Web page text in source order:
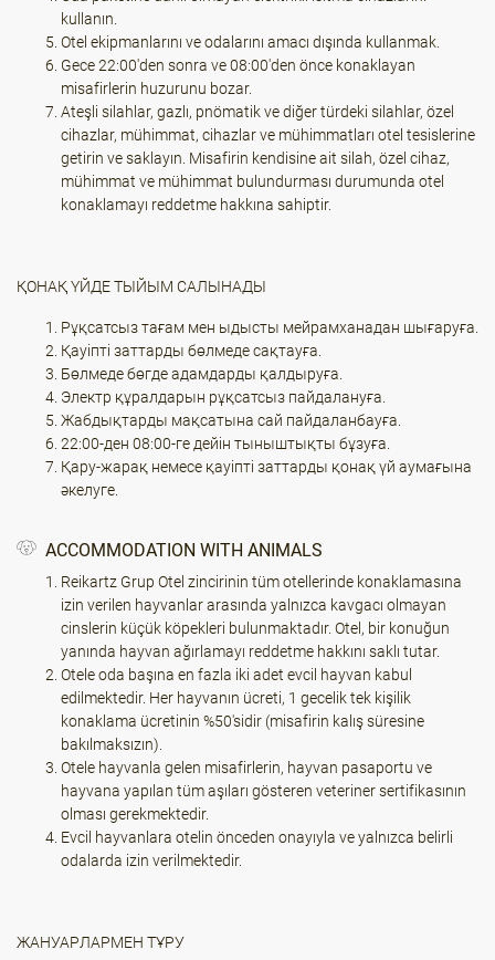
kullanın.
Otel ekipmanlarını ve odalarını amacı dışında kullanmak.
Gece 22:00'den sonra ve 08:00'den önce konaklayan
misafirlerin huzurunu bozar.
Ateşli silahlar, gazlı, pnömatik ve diğer türdeki silahlar, özel
cihazlar, mühimmat, cihazlar ve mühimmatları otel tesislerine
getirin ve saklayın. Misafirin kendisine ait silah, özel cihaz,
mühimmat ve mühimmat bulundurması durumunda otel
konaklamayı reddetme hakkına sahiptir.
ҚОНАҚ ҮЙДЕ ТЫЙЫМ САЛЫНАДЫ
Рұқсатсыз тағам мен ыдысты мейрамханадан шығаруға.
Қауіпті заттарды бөлмеде сақтауға.
Бөлмеде бөгде адамдарды қалдыруға.
Электр құралдарын рұқсатсыз пайдалануға.
Жабдықтарды мақсатына сай пайдаланбауға.
22:00-ден 08:00-ге дейін тыныштықты бұзуға.
Қару-жарақ немесе қауіпті заттарды қонақ үй аумағына
әкелуге.
ACCOMMODATION WITH ANIMALS
Reikartz Grup Otel zincirinin tüm otellerinde konaklamasına
izin verilen hayvanlar arasında yalnızca kavgacı olmayan
cinslerin küçük köpekleri bulunmaktadır. Otel, bir konuğun
yanında hayvan ağırlamayı reddetme hakkını saklı tutar.
Otele oda başına en fazla iki adet evcil hayvan kabul
edilmektedir. Her hayvanın ücreti, 1 gecelik tek kişilik
konaklama ücretinin %50'sidir (misafirin kalış süresine
bakılmaksızın).
Otele hayvanla gelen misafirlerin, hayvan pasaportu ve
hayvana yapılan tüm aşıları gösteren veteriner sertifikasının
olması gerekmektedir.
Evcil hayvanlara otelin önceden onayıyla ve yalnızca belirli
odalarda izin verilmektedir.
ЖАНУАРЛАРМЕН ТҰРУ